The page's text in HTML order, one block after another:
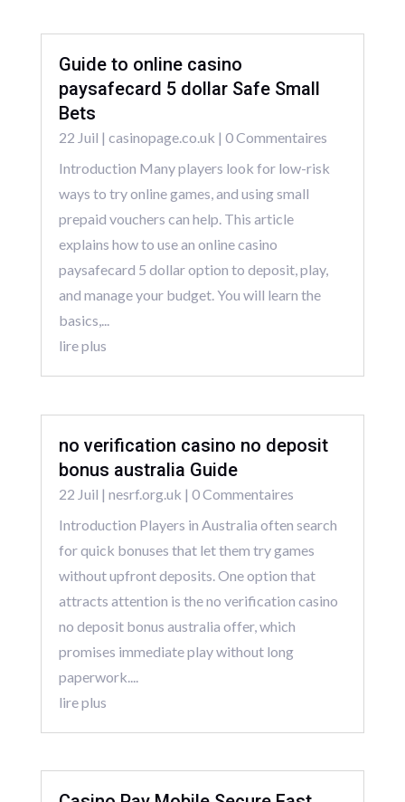
Guide to online casino
paysafecard 5 dollar Safe Small
Bets
22 Juil | casinopage.co.uk | 0 Commentaires
Introduction Many players look for low-risk
ways to try online games, and using small
prepaid vouchers can help. This article
explains how to use an online casino
paysafecard 5 dollar option to deposit, play,
and manage your budget. You will learn the
basics,...
lire plus
no verification casino no deposit
bonus australia Guide
22 Juil | nesrf.org.uk | 0 Commentaires
Introduction Players in Australia often search
for quick bonuses that let them try games
without upfront deposits. One option that
attracts attention is the no verification casino
no deposit bonus australia offer, which
promises immediate play without long
paperwork....
lire plus